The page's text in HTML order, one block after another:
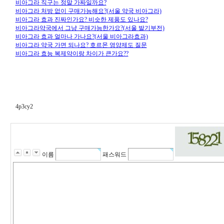
비아그라 직구는 정말 가짜일까요?
비아그라 처방 없이 구매가능해요?(서울 약국 비아그라)
비아그라 효과 진짜인가요? 비슷한 제품도 있나요?
비아그라약국에서 그냥 구매가능한가요?(서울 발기부전)
비아그라 효과 얼마나 가나요?(서울 비아그라효과)
비아그라 약국 가면 되나요? 호르몬 영양제도 질문
비아그라 효능 복제약이랑 차이가 큰가요??
4p3cy2
이름 패스워드